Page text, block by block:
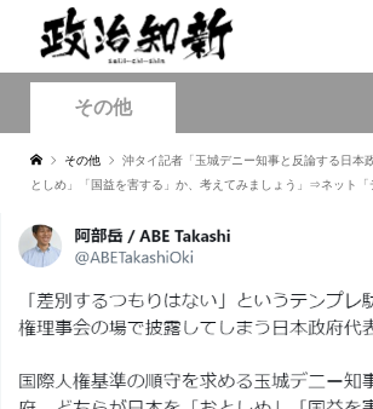
その他
その他
沖タイ記者「玉城デニー知事と反論する日本
としめ」「国益を害する」か、考えてみましょう」⇒ネット「